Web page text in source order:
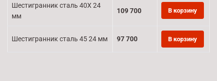
Шестигранник сталь 40Х 24
мм
109 700 В корзину
Шестигранник сталь 45 24 мм 97 700 В корзину